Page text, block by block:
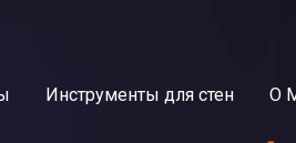
Инструменты для стен О